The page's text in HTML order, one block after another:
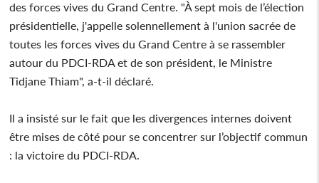
des forces vives du Grand Centre. "À sept mois de l’élection
présidentielle, j'appelle solennellement à l'union sacrée de
toutes les forces vives du Grand Centre à se rassembler
autour du PDCI-RDA et de son président, le Ministre
Tidjane Thiam", a-t-il déclaré.
Il a insisté sur le fait que les divergences internes doivent
être mises de côté pour se concentrer sur l’objectif commun
: la victoire du PDCI-RDA.